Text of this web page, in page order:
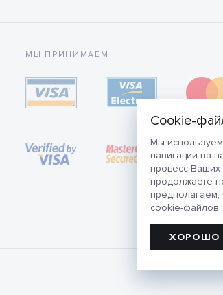
Мы
навигации на
процесс
продолжаете
предполагаем,
cookie-файлов.
ХОРОШО
МЫ ПРИНИМАЕМ